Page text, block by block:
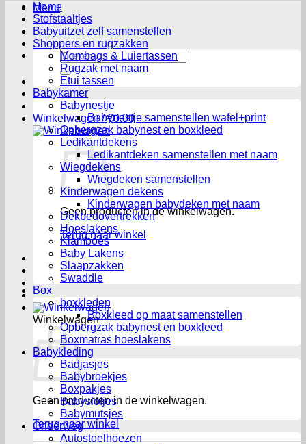
Menu
Zoeken
naar:
Winkelwagen /€0.00
Geen producten in de winkelwagen.
Terug naar winkel
Winkelwagen
Geen producten in de winkelwagen.
Terug naar winkel
Home
Stofstaaltjes
Babyuitzet zelf samenstellen
Shoppers en rugzakken
Mombags & Luiertassen
Rugzak met naam
Etui tassen
Babykamer
Babynestje
Babynestje samenstellen wafel+print
Opbergzak babynest en boxkleed
Ledikantdekens
Ledikantdeken samenstellen met naam
Wiegdekens
Wiegdeken samenstellen
Kinderwagen dekens
Kinderwagen babydeken met naam
Dekbedovertrekken
Hoeslakens
Klamboes
Baby Lakens
Slaapzakken
Swaddle
Box
boxkleden
Boxkleed op maat samenstellen
Opbergzak babynest en boxkleed
Boxmatras hoeslakens
Babykleding
Badjasjes
Babybroekjes
Boxpakjes
Babyslofjes
Babymutsjes
Onderweg
Autostoelhoezen